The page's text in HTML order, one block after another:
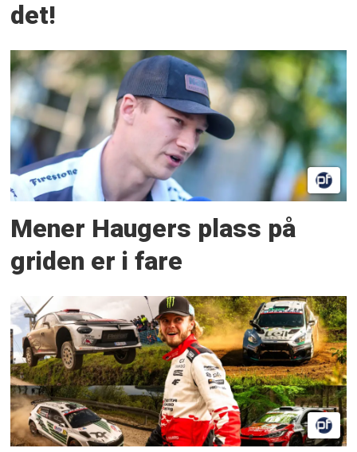
det!
Mener Haugers plass på
griden er i fare